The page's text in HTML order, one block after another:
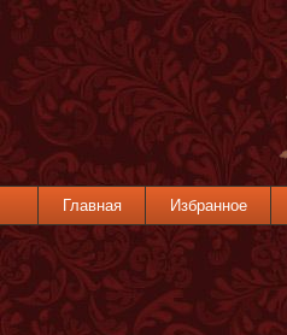
Главная Избранное